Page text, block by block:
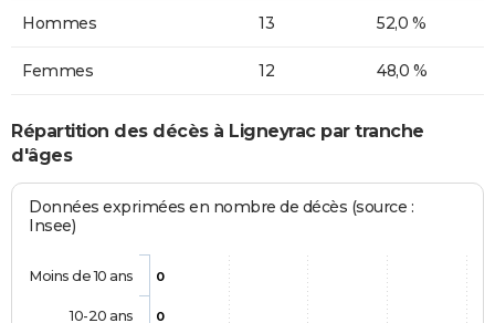
Hommes 13 52,0 %
Femmes 12 48,0 %
Répartition des décès à Ligneyrac par tranche
d'âges
Données exprimées en nombre de décès (source :
Insee)
0
0
Moins de 10 ans
10-20 ans